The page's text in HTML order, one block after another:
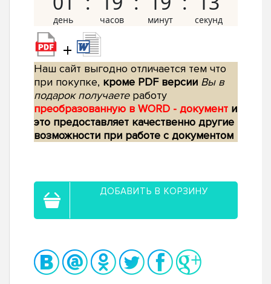
+
Наш сайт выгодно отличается тем что
при покупке, кроме PDF версии Вы в
подарок получаетеработу
преобразованную в WORD - документ и
это предоставляет качественно другие
возможности при работе с документом
ДОБАВИТЬ В КОРЗИНУ